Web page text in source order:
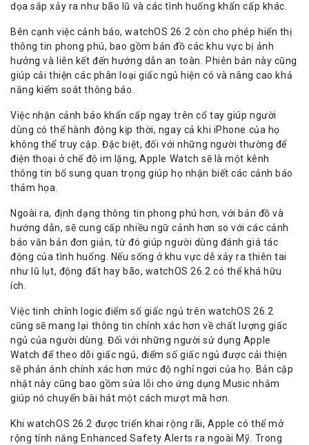
dọa sắp xảy ra như bão lũ và các tình huống khẩn cấp khác.
Bên cạnh việc cảnh báo, watchOS 26.2 còn cho phép hiển thị
thông tin phong phú, bao gồm bản đồ các khu vực bị ảnh
hưởng và liên kết đến hướng dẫn an toàn. Phiên bản này cũng
giúp cải thiện các phân loại giấc ngủ hiện có và nâng cao khả
năng kiểm soát thông báo.
Việc nhận cảnh báo khẩn cấp ngay trên cổ tay giúp người
dùng có thể hành động kịp thời, ngay cả khi iPhone của họ
không thể truy cập. Đặc biệt, đối với những người thường để
điện thoại ở chế độ im lặng, Apple Watch sẽ là một kênh
thông tin bổ sung quan trọng giúp họ nhận biết các cảnh báo
thảm họa.
Ngoài ra, định dạng thông tin phong phú hơn, với bản đồ và
hướng dẫn, sẽ cung cấp nhiều ngữ cảnh hơn so với các cảnh
báo văn bản đơn giản, từ đó giúp người dùng đánh giá tác
động của tình huống. Nếu sống ở khu vực dễ xảy ra thiên tai
như lũ lụt, động đất hay bão, watchOS 26.2 có thể khá hữu
ích.
Việc tinh chỉnh logic điểm số giấc ngủ trên watchOS 26.2
cũng sẽ mang lại thông tin chính xác hơn về chất lượng giấc
ngủ của người dùng. Đối với những người sử dụng Apple
Watch để theo dõi giấc ngủ, điểm số giấc ngủ được cải thiện
sẽ phản ánh chính xác hơn mức độ nghỉ ngơi của họ. Bản cập
nhật này cũng bao gồm sửa lỗi cho ứng dụng Music nhằm
giúp nó chuyển bài hát một cách mượt mà hơn.
Khi watchOS 26.2 được triển khai rộng rãi, Apple có thể mở
rộng tính năng Enhanced Safety Alerts ra ngoài Mỹ. Trong